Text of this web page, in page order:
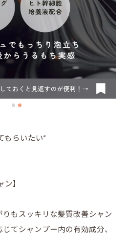
もらいたい”
ン】
もスッキリな髪質改善シャン
てシャンプー内の有効成分、